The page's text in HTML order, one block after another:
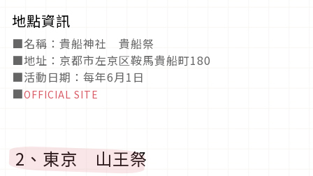
地點資訊
■名稱：貴船神社 貴船祭
■地址：京都市左京区鞍馬貴船町180
■活動日期 ：每年6月1日
■OFFICIAL SITE
2、東京 山王祭